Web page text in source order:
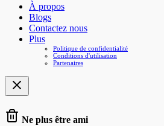
À propos
Blogs
Contactez nous
Plus
Politique de confidentialité
Conditions d'utilisation
Partenaires
Ne plus être ami